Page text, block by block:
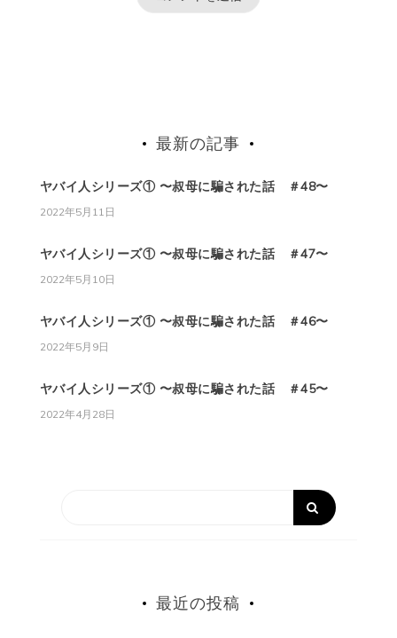
最新の記事
ヤバイ人シリーズ① 〜叔母に騙された話 ＃48〜
2022年5月11日
ヤバイ人シリーズ① 〜叔母に騙された話 ＃47〜
2022年5月10日
ヤバイ人シリーズ① 〜叔母に騙された話 ＃46〜
2022年5月9日
ヤバイ人シリーズ① 〜叔母に騙された話 ＃45〜
2022年4月28日
最近の投稿